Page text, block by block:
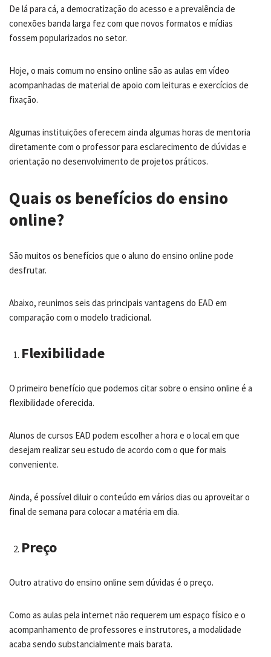
De lá para cá, a democratização do acesso e a prevalência de
conexões banda larga fez com que novos formatos e mídias
fossem popularizados no setor.
Hoje, o mais comum no ensino online são as aulas em vídeo
acompanhadas de material de apoio com leituras e exercícios de
fixação.
Algumas instituições oferecem ainda algumas horas de mentoria
diretamente com o professor para esclarecimento de dúvidas e
orientação no desenvolvimento de projetos práticos.
Quais os benefícios do ensino
online?
São muitos os benefícios que o aluno do ensino online pode
desfrutar.
Abaixo, reunimos seis das principais vantagens do EAD em
comparação com o modelo tradicional.
Flexibilidade
O primeiro benefício que podemos citar sobre o ensino online é a
flexibilidade oferecida.
Alunos de cursos EAD podem escolher a hora e o local em que
desejam realizar seu estudo de acordo com o que for mais
conveniente.
Ainda, é possível diluir o conteúdo em vários dias ou aproveitar o
final de semana para colocar a matéria em dia.
Preço
Outro atrativo do ensino online sem dúvidas é o preço.
Como as aulas pela internet não requerem um espaço físico e o
acompanhamento de professores e instrutores, a modalidade
acaba sendo substancialmente mais barata.